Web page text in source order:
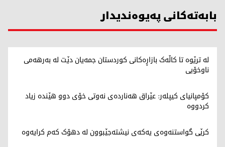
بابەتەکانی پەیوەندیدار
لە ترێوە تا کاڵەک بازاڕەکانی کوردستان جمەیان دێت لە بەرهەمی
ناوخۆیی
کۆمپانیای کیپلەر: عێراق هەناردەی نەوتی خۆی دوو هێندە زیاد
کردووە
کرێی گواستنەوەی یەکەی نیشتەجێبوون لە دهۆک کەم کرایەوە